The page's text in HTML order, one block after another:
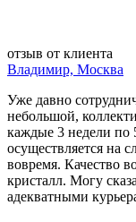
отзыв от клиента
Владимир, Москва
Уже давно
небольшой,
каждые 3 недели по
осуществляется на
вовремя. Качество
кристалл. Могу
адекватными